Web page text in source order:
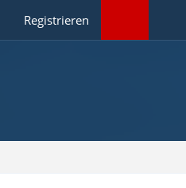
Registrieren